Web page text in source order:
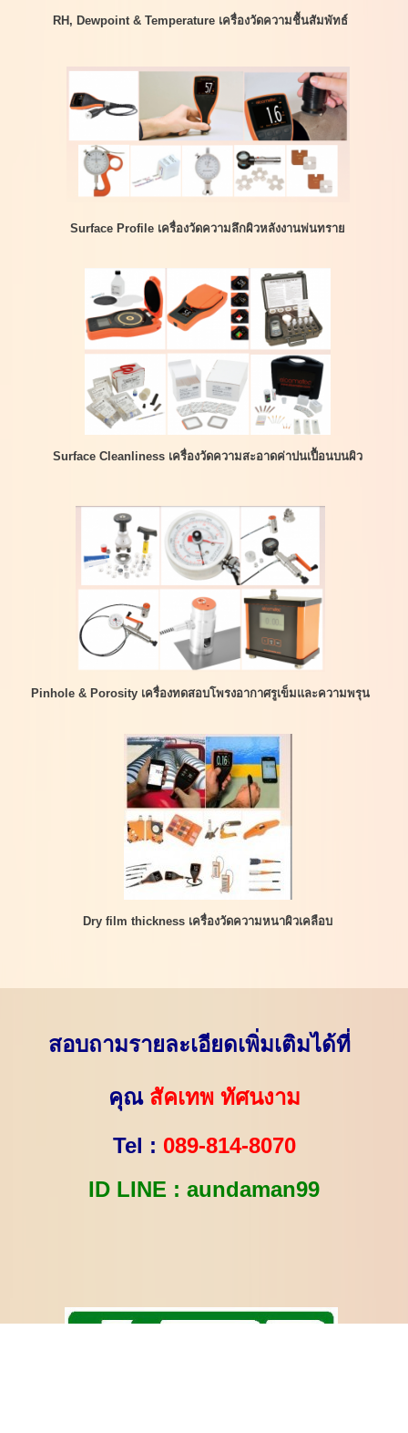
RH, Dewpoint & Temperature เครื่องวัดความชื้นสัมพัทธ์
Surface Profile เครื่องวัดความลึกผิวหลังงานพ่นทราย
Surface Cleanliness เครื่องวัดความสะอาดค่าปนเปื้อนบนผิว
Pinhole & Porosity เครื่องทดสอบโพรงอากาศรูเข็มและความพรุน
Dry film thickness เครื่องวัดความหนาผิวเคลือบ
สอบถามรายละเอียดเพิ่มเติมได้ที่
คุณสัคเทพ ทัศนงาม
Tel : 089-814-8070
ID LINE : aundaman99